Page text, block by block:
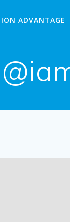
ADVANTAGE